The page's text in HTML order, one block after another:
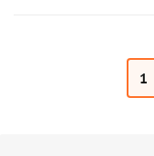
1